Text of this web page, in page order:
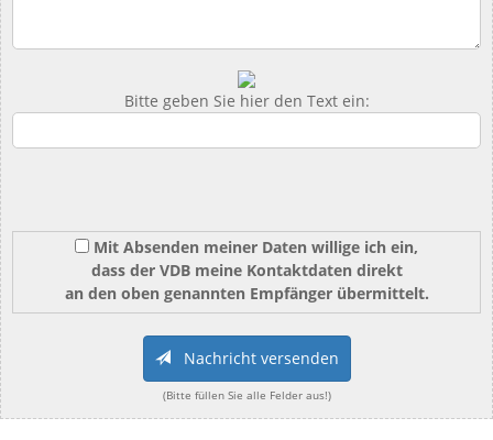
Bitte geben Sie hier den Text ein:
Mit Absenden meiner Daten willige ich ein,
dass der VDB meine Kontaktdaten direkt
an den oben genannten Empfänger übermittelt.
Nachricht versenden
(Bitte füllen Sie alle Felder aus!)